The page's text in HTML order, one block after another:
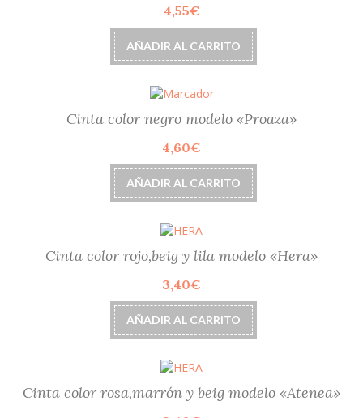
4,55€
AÑADIR AL CARRITO
Cinta color negro modelo «Proaza»
4,60€
AÑADIR AL CARRITO
Cinta color rojo,beig y lila modelo «Hera»
3,40€
AÑADIR AL CARRITO
Cinta color rosa,marrón y beig modelo «Atenea»